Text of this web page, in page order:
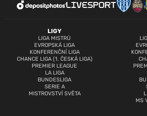
LIGY
LIGA MISTRŮ
EVROPSKÁ LIGA
KONFERENČNÍ LIGA
CHANCE LIGA (1. ČESKÁ LIGA)
PREMIER LEAGUE
LA LIGA
BUNDESLIGA
SERIE A
MISTROVSTVÍ SVĚTA
MS